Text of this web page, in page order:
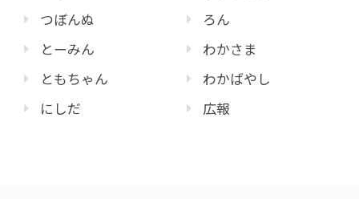
つぼんぬ
とーみん
ともちゃん
にしだ
ろん
わかさま
わかばやし
広報